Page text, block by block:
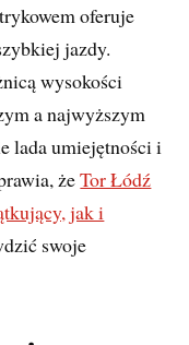
oferuje
jazdy.
wysokości
a najwyższym
lada umiejętności i
żeTor Łódź
jak i
swoje